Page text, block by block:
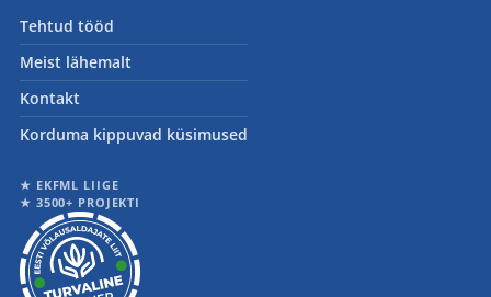
Tehtud tööd
Meist lähemalt
Kontakt
Korduma kippuvad küsimused
★ EKFML LIIGE
★ 3500+ PROJEKTI